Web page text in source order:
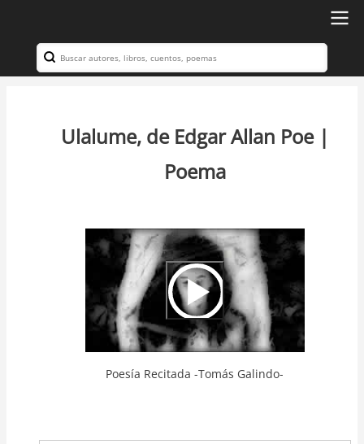
contenido
principal
Navegación
Search
Ulalume, de Edgar Allan Poe |
Poema
Video
Url
Poesía Recitada -Tomás Galindo-